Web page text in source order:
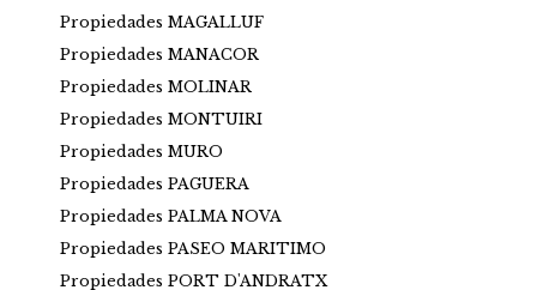
Propiedades MAGALLUF
Propiedades MANACOR
Propiedades MOLINAR
Propiedades MONTUIRI
Propiedades MURO
Propiedades PAGUERA
Propiedades PALMA NOVA
Propiedades PASEO MARITIMO
Propiedades PORT D'ANDRATX